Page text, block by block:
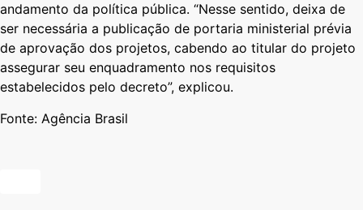
andamento da política pública. “Nesse sentido, deixa de
ser necessária a publicação de portaria ministerial prévia
de aprovação dos projetos, cabendo ao titular do projeto
assegurar seu enquadramento nos requisitos
estabelecidos pelo decreto”, explicou.
Fonte: Agência Brasil